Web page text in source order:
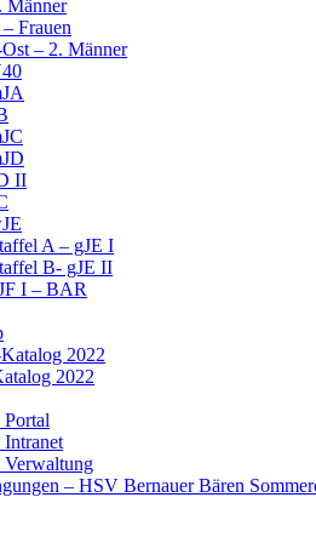
Männer
Frauen
– 2. Männer
II
A – gJE I
B- gJE II
I – BAR
2022
2022
– HSV Bernauer Bären